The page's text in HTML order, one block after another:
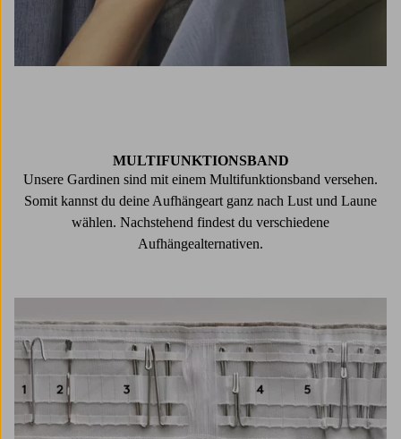
MULTIFUNKTIONSBAND
Unsere Gardinen sind mit einem Multifunktionsband versehen.
Somit kannst du deine Aufhängeart ganz nach Lust und Laune
wählen. Nachstehend findest du verschiedene
Aufhängealternativen.